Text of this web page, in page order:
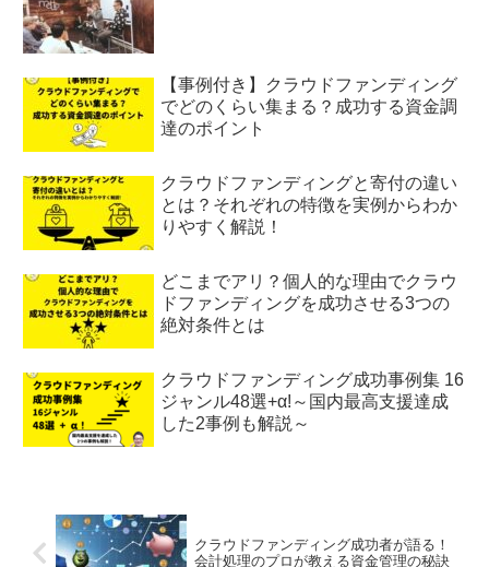
【事例付き】クラウドファンディング
でどのくらい集まる？成功する資金調
達のポイント
クラウドファンディングと寄付の違い
とは？それぞれの特徴を実例からわか
りやすく解説！
どこまでアリ？個人的な理由でクラウ
ドファンディングを成功させる3つの
絶対条件とは
クラウドファンディング成功事例集 16
ジャンル48選+α!～国内最高支援達成
した2事例も解説～
クラウドファンディング成功者が語る！
会計処理のプロが教える資金管理の秘訣